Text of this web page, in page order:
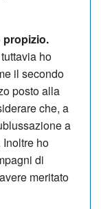
propizio.
ho
il secondo
posto alla
che, a
a
ho
di
meritato